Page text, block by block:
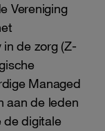
Vereniging
de zorg (Z-
Managed
aan de leden
de digitale